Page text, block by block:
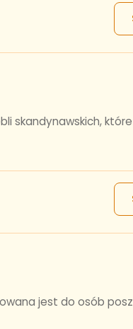
skandynawskich, które
jest do osób